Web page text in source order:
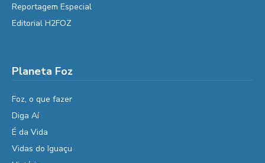
Reportagem Especial
Editorial H2FOZ
Planeta Foz
Foz, o que fazer
Diga Aí
É da Vida
Vidas do Iguaçu